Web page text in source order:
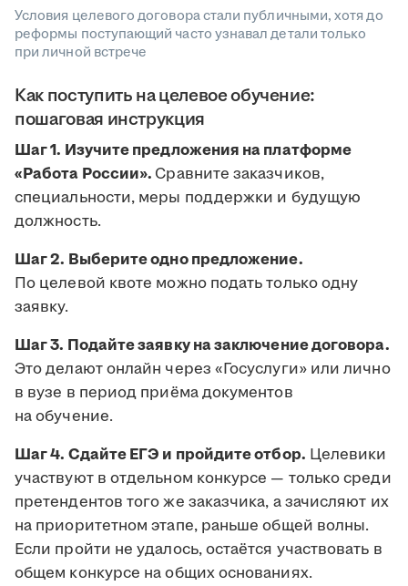
Условия целевого договора стали публичными, хотя до
реформы поступающий часто узнавал детали только
при личной встрече
Как поступить на целевое обучение:
пошаговая инструкция
Шаг 1. Изучите предложения на платформе
«Работа России». Сравните заказчиков,
специальности, меры поддержки и будущую
должность.
Шаг 2. Выберите одно предложение.
По целевой квоте можно подать только одну
заявку.
Шаг 3. Подайте заявку на заключение договора.
Это делают онлайн через «Госуслуги» или лично
в вузе в период приёма документов
на обучение.
Шаг 4. Сдайте ЕГЭ и пройдите отбор. Целевики
участвуют в отдельном конкурсе — только среди
претендентов того же заказчика, а зачисляют их
на приоритетном этапе, раньше общей волны.
Если пройти не удалось, остаётся участвовать в
общем конкурсе на общих основаниях.